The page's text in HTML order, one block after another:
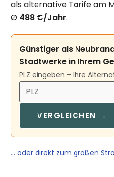
als alternative Tarife am
Ø 488 €/Jahr.
Günstiger als
Stadtwerke in Ihrem
PLZ eingeben – Ihre
VERGLEICHEN →
… oder direkt zum großen